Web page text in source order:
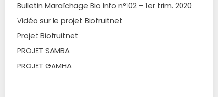
Bulletin Maraîchage Bio Info n°102 – 1er trim. 2020
Vidéo sur le projet Biofruitnet
Projet Biofruitnet
PROJET SAMBA
PROJET GAMHA